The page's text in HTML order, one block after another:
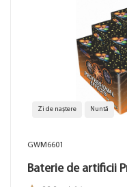
Zi de naștere Nuntă
GWM6601
Baterie de artificii